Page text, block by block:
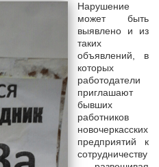
Нарушение
может быть
выявлено и из
таких
объявлений, в
которых
работодатели
приглашают
бывших
работников
новочеркасских
предприятий к
сотрудничеству